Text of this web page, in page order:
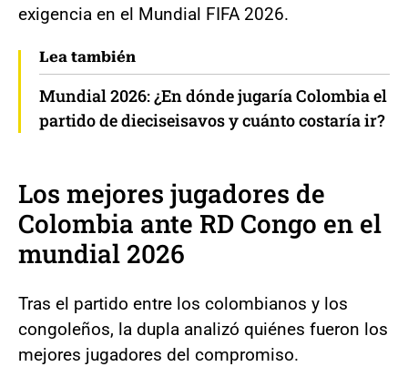
exigencia en el Mundial FIFA 2026.
Lea también
Mundial 2026: ¿En dónde jugaría Colombia el
partido de dieciseisavos y cuánto costaría ir?
Los mejores jugadores de
Colombia ante RD Congo en el
mundial 2026
Tras el partido entre los colombianos y los
congoleños, la dupla analizó quiénes fueron los
mejores jugadores del compromiso.